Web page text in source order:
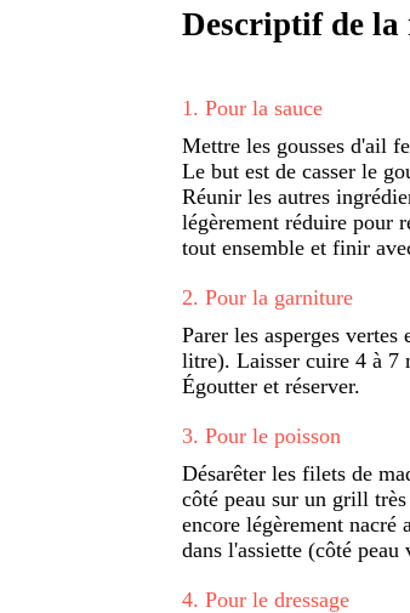
Descriptif de la
1 . Pour la sauce
Mettre les gousses d'ail
Le but est de casser le
Réunir les autres
légèrement réduire pour
tout ensemble et finir
2. Pour la garniture
Parer les asperges
litre). Laisser cuire 4 à 7
Égoutter et réserver.
3. Pour le poisson
Désarêter les filets de
côté peau sur un grill
encore légèrement nacré
dans l'assiette (côté
4. Pour le dressage